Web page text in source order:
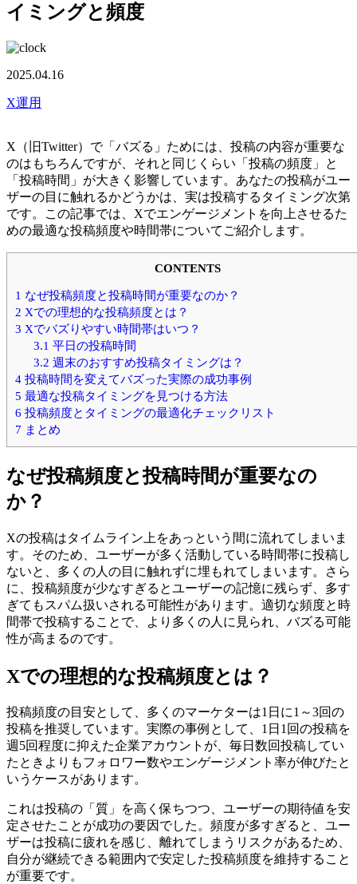
イミングと頻度
2025.04.16
X運用
X（旧Twitter）で「バズる」ためには、投稿の内容が重要な
のはもちろんですが、それと同じくらい「投稿の頻度」と
「投稿時間」が大きく影響しています。あなたの投稿がユー
ザーの目に触れるかどうかは、実は投稿するタイミング次第
です。この記事では、Xでエンゲージメントを向上させるた
めの最適な投稿頻度や時間帯についてご紹介します。
CONTENTS
1 なぜ投稿頻度と投稿時間が重要なのか？
2 Xでの理想的な投稿頻度とは？
3 Xでバズりやすい時間帯はいつ？
3.1 平日の投稿時間
3.2 週末のおすすめ投稿タイミングは？
4 投稿時間を変えてバズった実際の成功事例
5 最適な投稿タイミングを見つける方法
6 投稿頻度とタイミングの最適化チェックリスト
7 まとめ
なぜ投稿頻度と投稿時間が重要なの
か？
Xの投稿はタイムライン上をあっという間に流れてしまいま
す。そのため、ユーザーが多く活動している時間帯に投稿し
ないと、多くの人の目に触れずに埋もれてしまいます。さら
に、投稿頻度が少なすぎるとユーザーの記憶に残らず、多す
ぎてもスパム扱いされる可能性があります。適切な頻度と時
間帯で投稿することで、より多くの人に見られ、バズる可能
性が高まるのです。
Xでの理想的な投稿頻度とは？
投稿頻度の目安として、多くのマーケターは1日に1～3回の
投稿を推奨しています。実際の事例として、1日1回の投稿を
週5回程度に抑えた企業アカウントが、毎日数回投稿してい
たときよりもフォロワー数やエンゲージメント率が伸びたと
いうケースがあります。
これは投稿の「質」を高く保ちつつ、ユーザーの期待値を安
定させたことが成功の要因でした。頻度が多すぎると、ユー
ザーは投稿に疲れを感じ、離れてしまうリスクがあるため、
自分が継続できる範囲内で安定した投稿頻度を維持すること
が重要です。